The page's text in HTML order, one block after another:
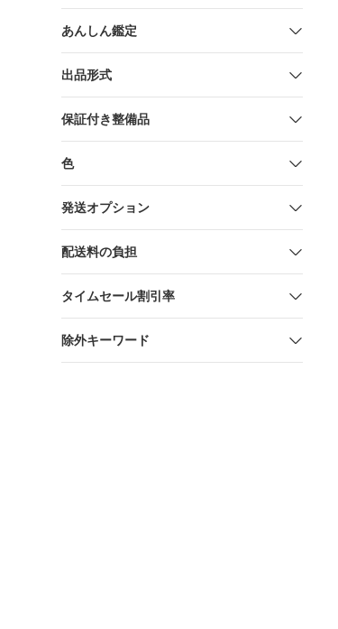
あんしん鑑定
出品形式
保証付き整備品
色
発送オプション
配送料の負担
タイムセール割引率
除外キーワード